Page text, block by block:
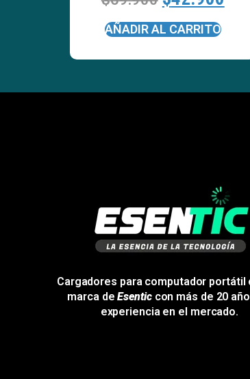
AÑADIR AL CARRITO
Cargadores para computador portátil
marca deEsenticcon más de 20
experiencia en el mercado.